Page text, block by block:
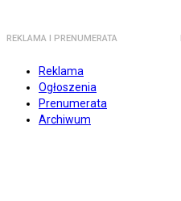
REKLAMA I PRENUMERATA
Reklama
Ogłoszenia
Prenumerata
Archiwum